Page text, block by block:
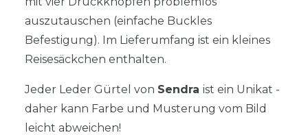
auszutauschen (einfache Buckles
Befestigung). Im Lieferumfang ist ein kleines
Reisesäckchen enthalten.
Jeder Leder Gürtel von Sendra ist ein Unikat -
daher kann Farbe und Musterung vom Bild
leicht abweichen!